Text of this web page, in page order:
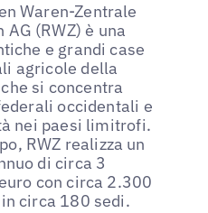
Waren-Zentrale
AG (RWZ) è una
e grandi case
agricole della
si concentra
occidentali e
nei paesi limitrofi.
RWZ realizza un
di circa 3
con circa 2.300
circa 180 sedi.